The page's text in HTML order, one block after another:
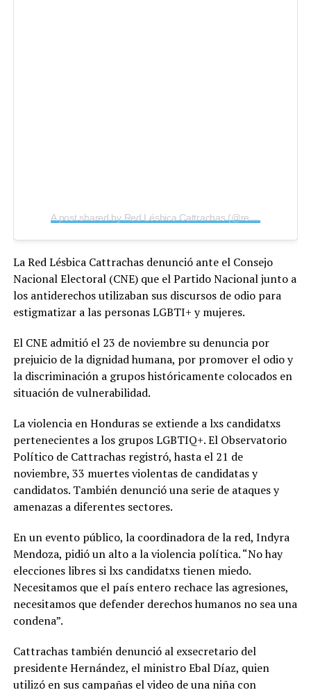
A post shared by Red Lésbica Cattrachas (@redlesbicacattrachas)
La Red Lésbica Cattrachas denunció ante el Consejo
Nacional Electoral (CNE) que el Partido Nacional junto a
los antiderechos utilizaban sus discursos de odio para
estigmatizar a las personas LGBTI+ y mujeres.
El CNE admitió el 23 de noviembre su denuncia por
prejuicio de la dignidad humana, por promover el odio y
la discriminación a grupos históricamente colocados en
situación de vulnerabilidad.
La violencia en Honduras se extiende a lxs candidatxs
pertenecientes a los grupos LGBTIQ+. El Observatorio
Político de Cattrachas registró, hasta el 21 de
noviembre, 33 muertes violentas de candidatas y
candidatos. También denunció una serie de ataques y
amenazas a diferentes sectores.
En un evento público, la coordinadora de la red, Indyra
Mendoza, pidió un alto a la violencia política. “No hay
elecciones libres si lxs candidatxs tienen miedo.
Necesitamos que el país entero rechace las agresiones,
necesitamos que defender derechos humanos no sea una
condena”.
Cattrachas también denunció al exsecretario del
presidente Hernández, el ministro Ebal Díaz, quien
utilizó en sus campañas el video de una niña con